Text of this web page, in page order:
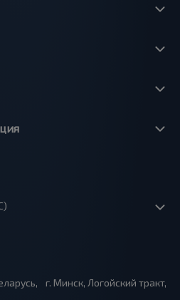
г. Минск, Логойский тракт,